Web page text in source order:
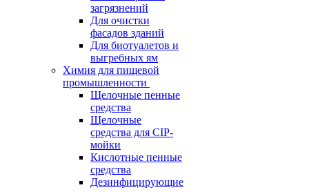
загрязнений
Для очистки
фасадов зданий
Для биотуалетов и
выгребных ям
Химия для пищевой
промышленности
Щелочные пенные
средства
Щелочные
средства для CIP-
мойки
Кислотные пенные
средства
Дезинфицирующие